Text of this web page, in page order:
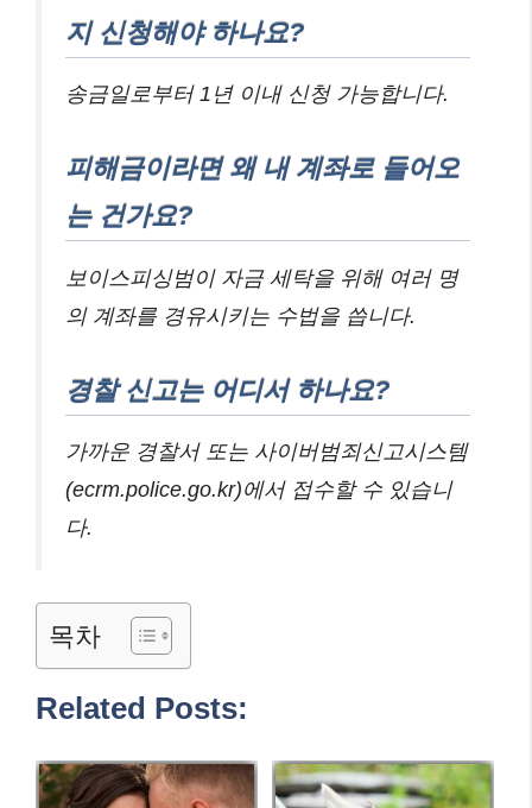
지 신청해야 하나요?
송금일로부터 1년 이내 신청 가능합니다.
피해금이라면 왜 내 계좌로 들어오
는 건가요?
보이스피싱범이 자금 세탁을 위해 여러 명
의 계좌를 경유시키는 수법을 씁니다.
경찰 신고는 어디서 하나요?
가까운 경찰서 또는 사이버범죄신고시스템
(ecrm.police.go.kr)에서 접수할 수 있습니
다.
목차
Related Posts: